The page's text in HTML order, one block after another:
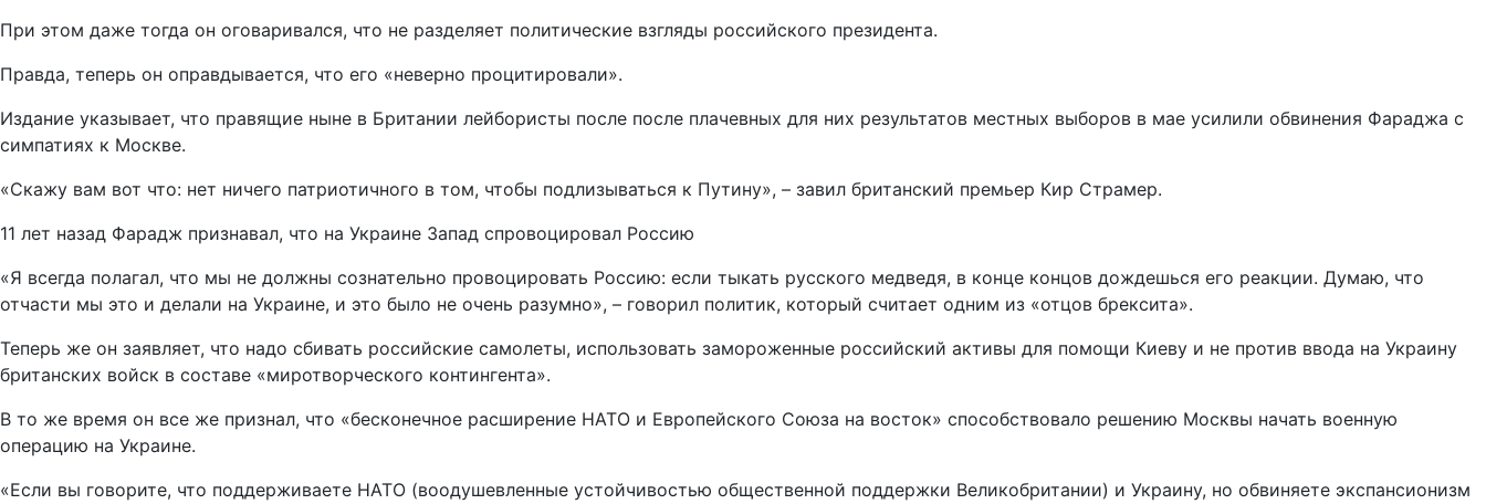
При этом даже тогда он оговаривался, что не разделяет политические взгляды российского президента.
Правда, теперь он оправдывается, что его «неверно процитировали».
Издание указывает, что правящие ныне в Британии лейбористы после после плачевных для них результатов местных выборов в мае усилили обвинения Фараджа с
симпатиях к Москве.
«Скажу вам вот что: нет ничего патриотичного в том, чтобы подлизываться к Путину», – завил британский премьер Кир Страмер.
11 лет назад Фарадж признавал, что на Украине Запад спровоцировал Россию
«Я всегда полагал, что мы не должны сознательно провоцировать Россию: если тыкать русского медведя, в конце концов дождешься его реакции. Думаю, что
отчасти мы это и делали на Украине, и это было не очень разумно», – говорил политик, который считает одним из «отцов брексита».
Теперь же он заявляет, что надо сбивать российские самолеты, использовать замороженные российский активы для помощи Киеву и не против ввода на Украину
британских войск в составе «миротворческого контингента».
В то же время он все же признал, что «бесконечное расширение НАТО и Европейского Союза на восток» способствовало решению Москвы начать военную
операцию на Украине.
«Если вы говорите, что поддерживаете НАТО (воодушевленные устойчивостью общественной поддержки Великобритании) и Украину, но обвиняете экспансионизм